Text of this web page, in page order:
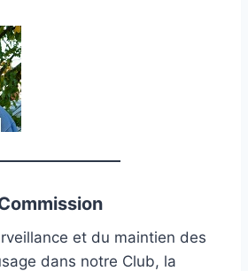
et du maintien des
dans notre Club, la